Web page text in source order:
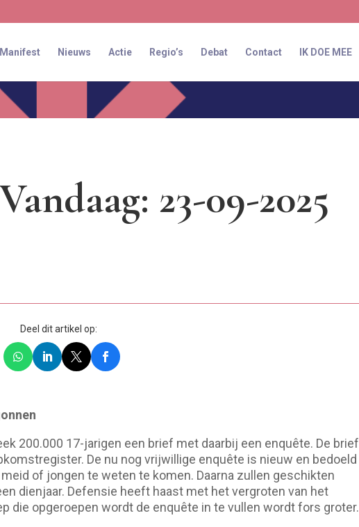
Manifest Nieuws Actie Regio’s Debat Contact IK DOE MEE
23-09-2025
Deel dit artikel op:
200.000 17-jarigen een brief met daarbij een enquête. De brief
De nu nog vrijwillige enquête is nieuw en bedoeld
of jongen te weten te komen. Daarna zullen geschikten
dienjaar. Defensie heeft haast met het vergroten van het
die opgeroepen wordt de enquête in te vullen wordt fors groter.